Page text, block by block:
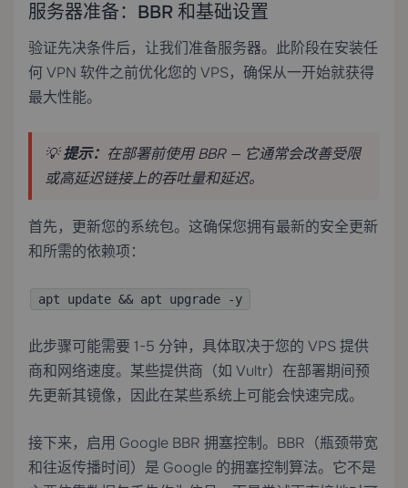
服务器准备：BBR 和基础设置
验证先决条件后，让我们准备服务器。此阶段在安装任
何 VPN 软件之前优化您的 VPS，确保从一开始就获得
最大性能。
💡提示： 在部署前使用 BBR — 它通常会改善受限
或高延迟链接上的吞吐量和延迟。
首先，更新您的系统包。这确保您拥有最新的安全更新
和所需的依赖项：
apt update && apt upgrade -y
此步骤可能需要 1-5 分钟，具体取决于您的 VPS 提供
商和网络速度。某些提供商（如 Vultr）在部署期间预
先更新其镜像，因此在某些系统上可能会快速完成。
接下来，启用 Google BBR 拥塞控制。BBR（瓶颈带宽
和往返传播时间）是 Google 的拥塞控制算法。它不是